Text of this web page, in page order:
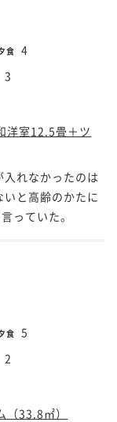
食 4
3
洋室12.5畳＋ツ
れなかったのは
と高齢のかたに
っていた。
食 5
2
33.8㎡）